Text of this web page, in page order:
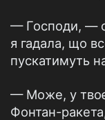
— Господи, —
я гадала, що
пускатимуть
— Може, у
Фонтан-